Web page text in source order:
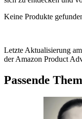
Keine Produkte
Letzte Aktualisierung
der Amazon Product
Passende